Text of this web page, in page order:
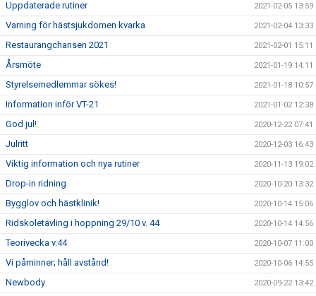
Uppdaterade rutiner 2021-02-05 13:59
Varning för hästsjukdomen kvarka 2021-02-04 13:33
Restaurangchansen 2021 2021-02-01 15:11
Årsmöte 2021-01-19 14:11
Styrelsemedlemmar sökes! 2021-01-18 10:57
Information inför VT-21 2021-01-02 12:38
God jul! 2020-12-22 07:41
Julritt 2020-12-03 16:43
Viktig information och nya rutiner 2020-11-13 19:02
Drop-in ridning 2020-10-20 13:32
Bygglov och hästklinik! 2020-10-14 15:06
Ridskoletävling i hoppning 29/10 v. 44 2020-10-14 14:56
Teorivecka v.44 2020-10-07 11:00
Vi påminner; håll avstånd! 2020-10-06 14:55
Newbody 2020-09-22 13:42